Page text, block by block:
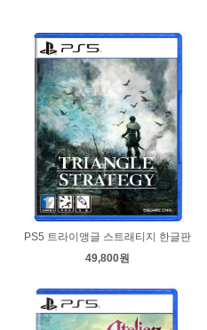
PS5 트라이앵글 스트래티지 한글판
49,800원